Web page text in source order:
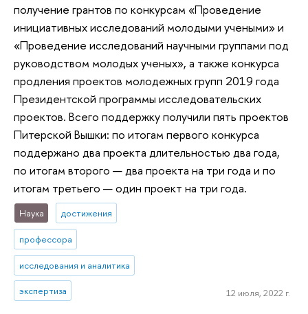
получение грантов по конкурсам «Проведение
инициативных исследований молодыми учеными» и
«Проведение исследований научными группами под
руководством молодых ученых», а также конкурса
продления проектов молодежных групп 2019 года
Президентской программы исследовательских
проектов. Всего поддержку получили пять проектов
Питерской Вышки: по итогам первого конкурса
поддержано два проекта длительностью два года,
по итогам второго — два проекта на три года и по
итогам третьего — один проект на три года.
Наука достижения
профессора
исследования и аналитика
экспертиза 12 июля, 2022 г.